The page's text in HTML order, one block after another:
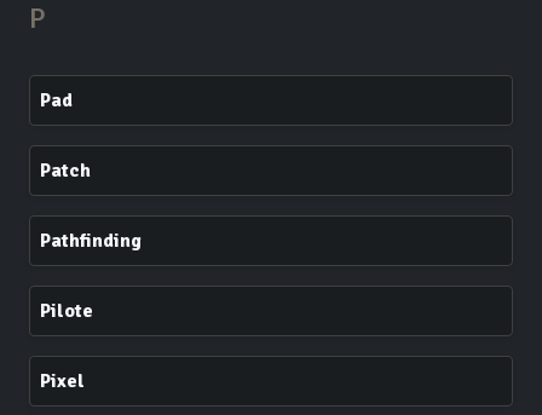
P
Pad
Patch
Pathfinding
Pilote
Pixel